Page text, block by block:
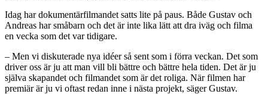
Idag har dokumentärfilmandet satts lite på paus. Både Gustav och
Andreas har småbarn och det är inte lika lätt att dra iväg och filma
en vecka som det var tidigare.
– Men vi diskuterade nya idéer så sent som i förra veckan. Det som
driver oss är ju att man vill bli bättre och bättre hela tiden. Det är ju
själva skapandet och filmandet som är det roliga. När filmen har
premiär är ju vi oftast redan inne i nästa projekt, säger Gustav.